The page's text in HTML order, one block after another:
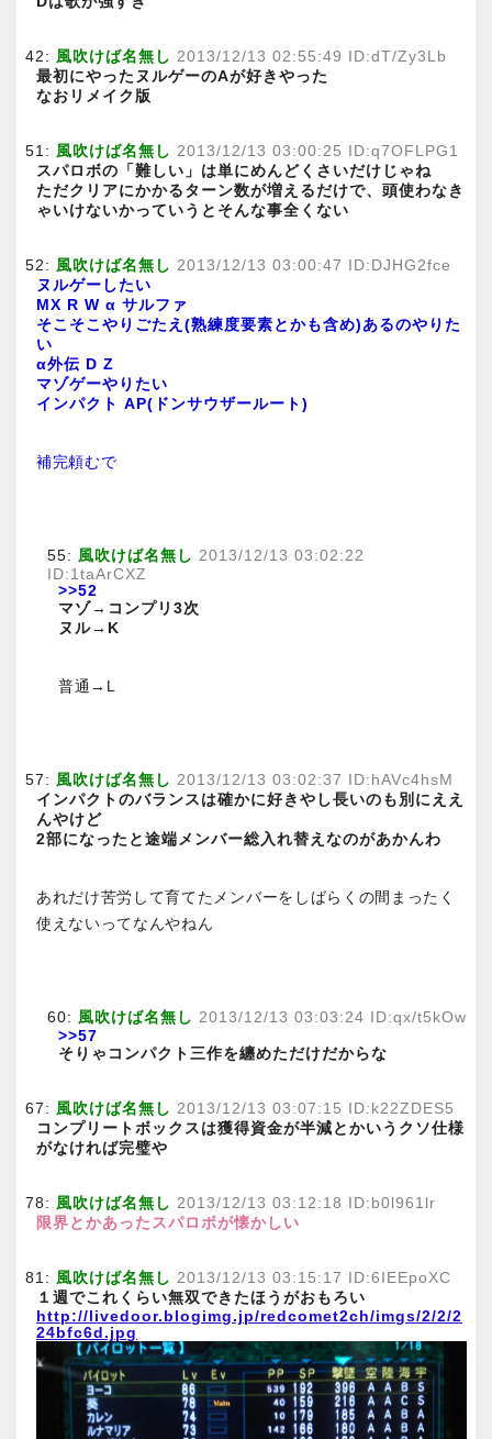
42: 風吹けば名無し 2013/12/13 02:55:49 ID:dT/Zy3Lb
最初にやったヌルゲーのAが好きやった
なおリメイク版
51: 風吹けば名無し 2013/12/13 03:00:25 ID:q7OFLPG1
スパロボの「難しい」は単にめんどくさいだけじゃね
ただクリアにかかるターン数が増えるだけで、頭使わなき
ゃいけないかっていうとそんな事全くない
52: 風吹けば名無し 2013/12/13 03:00:47 ID:DJHG2fce
ヌルゲーしたい
MX R W α サルファ
そこそこやりごたえ(熟練度要素とかも含め)あるのやりた
い
α外伝 D Z
マゾゲーやりたい
インパクト AP(ドンサウザールート)
補完頼むで
55: 風吹けば名無し 2013/12/13 03:02:22
ID:1taArCXZ
>>52
マゾ→コンプリ3次
ヌル→K
普通→L
57: 風吹けば名無し 2013/12/13 03:02:37 ID:hAVc4hsM
インパクトのバランスは確かに好きやし長いのも別にええ
んやけど
2部になったと途端メンバー総入れ替えなのがあかんわ
あれだけ苦労して育てたメンバーをしばらくの間まったく
使えないってなんやねん
60: 風吹けば名無し 2013/12/13 03:03:24 ID:qx/t5kOw
>>57
そりゃコンパクト三作を纏めただけだからな
67: 風吹けば名無し 2013/12/13 03:07:15 ID:k22ZDES5
コンプリートボックスは獲得資金が半減とかいうクソ仕様
がなければ完璧や
78: 風吹けば名無し 2013/12/13 03:12:18 ID:b0l961lr
限界とかあったスパロボが懐かしい
81: 風吹けば名無し 2013/12/13 03:15:17 ID:6IEEpoXC
１週でこれくらい無双できたほうがおもろい
http://livedoor.blogimg.jp/redcomet2ch/imgs/2/2/2
24bfc6d.jpg